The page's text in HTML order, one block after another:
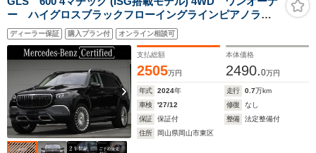
ー ハイグロスブラックフローイングラインピアノラッ
カーウッドインテリアトリム パノラミックスライディ
ングルーフ ヘッドアップディスプレイ エアサスペン
ション Wエアコン
ディーラー保証 購入プラン付 オンライン相談可
支払総額
2505万円
本体価格
2490.0万円
年式 2024年 走行 0.7万km
車検
'27/12 修復
なし
保証
保証付 整備
法定整備付
住所
岡山県岡山市東区